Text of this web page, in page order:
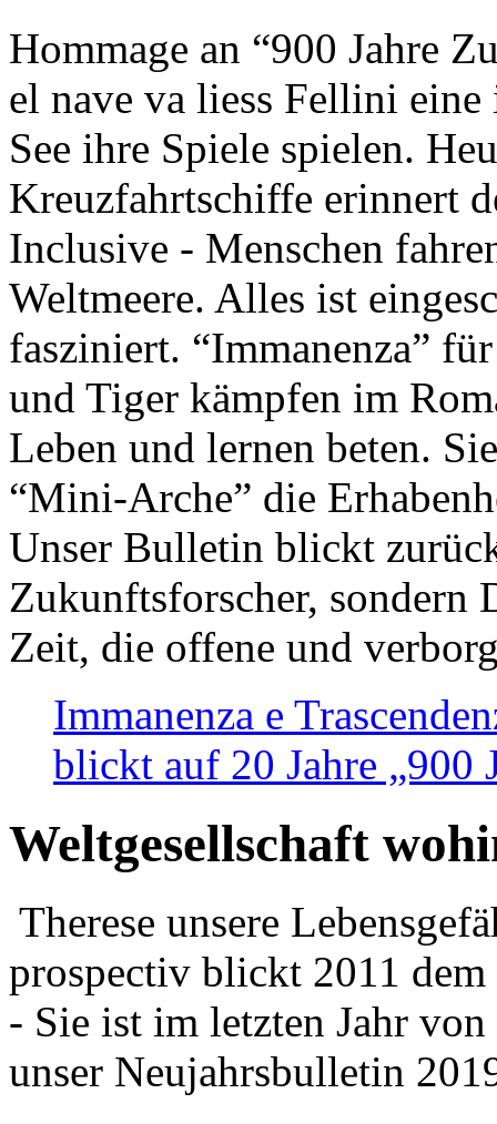
Hommage an “900 Jahre
el nave va liess Fellini
See ihre Spiele spielen.
Kreuzfahrtschiffe erinnert
Inclusive - Menschen
Weltmeere. Alles ist
fasziniert. “Immanenza”
und Tiger kämpfen im
Leben und lernen beten.
“Mini-Arche” die
Unser Bulletin blickt
Zukunftsforscher, sondern
Zeit, die offene und
Immanenza e
blickt auf 20 Jahre „900
Weltgesellschaft
Therese unsere
prospectiv blickt 2011
- Sie ist im letzten Jahr
unser Neujahrsbulletin